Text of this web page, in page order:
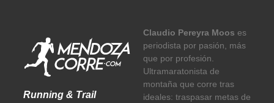
Running & Trail
Claudio Pereyra Moos es
periodista por pasión, más
que por profesión.
Ultramaratonista de
montaña que corre tras
ideales: traspasar metas de